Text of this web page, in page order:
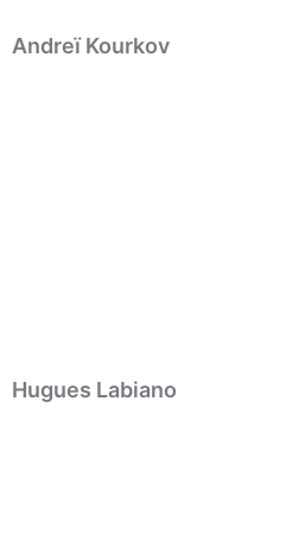
Andreï Kourkov
Hugues Labiano